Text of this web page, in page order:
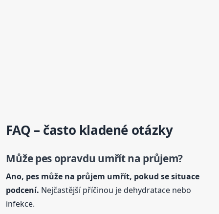
FAQ – často kladené otázky
Může pes opravdu umřít na průjem?
Ano, pes může na průjem umřít, pokud se situace
podcení. Nejčastější příčinou je dehydratace nebo
infekce.